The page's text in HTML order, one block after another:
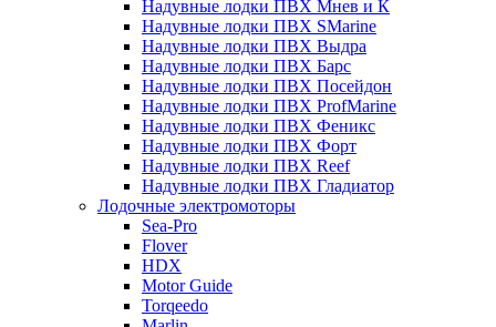
Надувные лодки ПВХ Мнев и К
Надувные лодки ПВХ SMarine
Надувные лодки ПВХ Выдра
Надувные лодки ПВХ Барс
Надувные лодки ПВХ Посейдон
Надувные лодки ПВХ ProfMarine
Надувные лодки ПВХ Феникс
Надувные лодки ПВХ Форт
Надувные лодки ПВХ Reef
Надувные лодки ПВХ Гладиатор
Лодочные электромоторы
Sea-Pro
Flover
HDX
Motor Guide
Torqeedo